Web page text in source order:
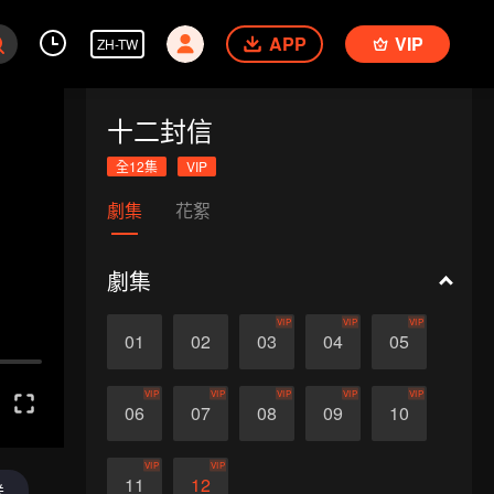
ZH-TW APP VIP
十二封信
全12集 VIP
劇集 花絮
劇集
01 02 03
VIP
04
VIP
05
VIP
06
VIP
07
VIP
08
VIP
09
VIP
10
VIP
11
VIP
12
VIP